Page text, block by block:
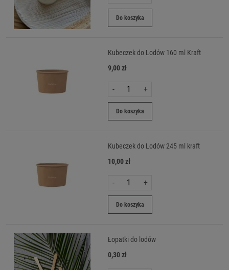
Do koszyka
Kubeczek do Lodów 160 ml Kraft
9,00 zł
- +
Do koszyka
Kubeczek do Lodów 245 ml kraft
10,00 zł
- +
Do koszyka
Łopatki do lodów
0,30 zł